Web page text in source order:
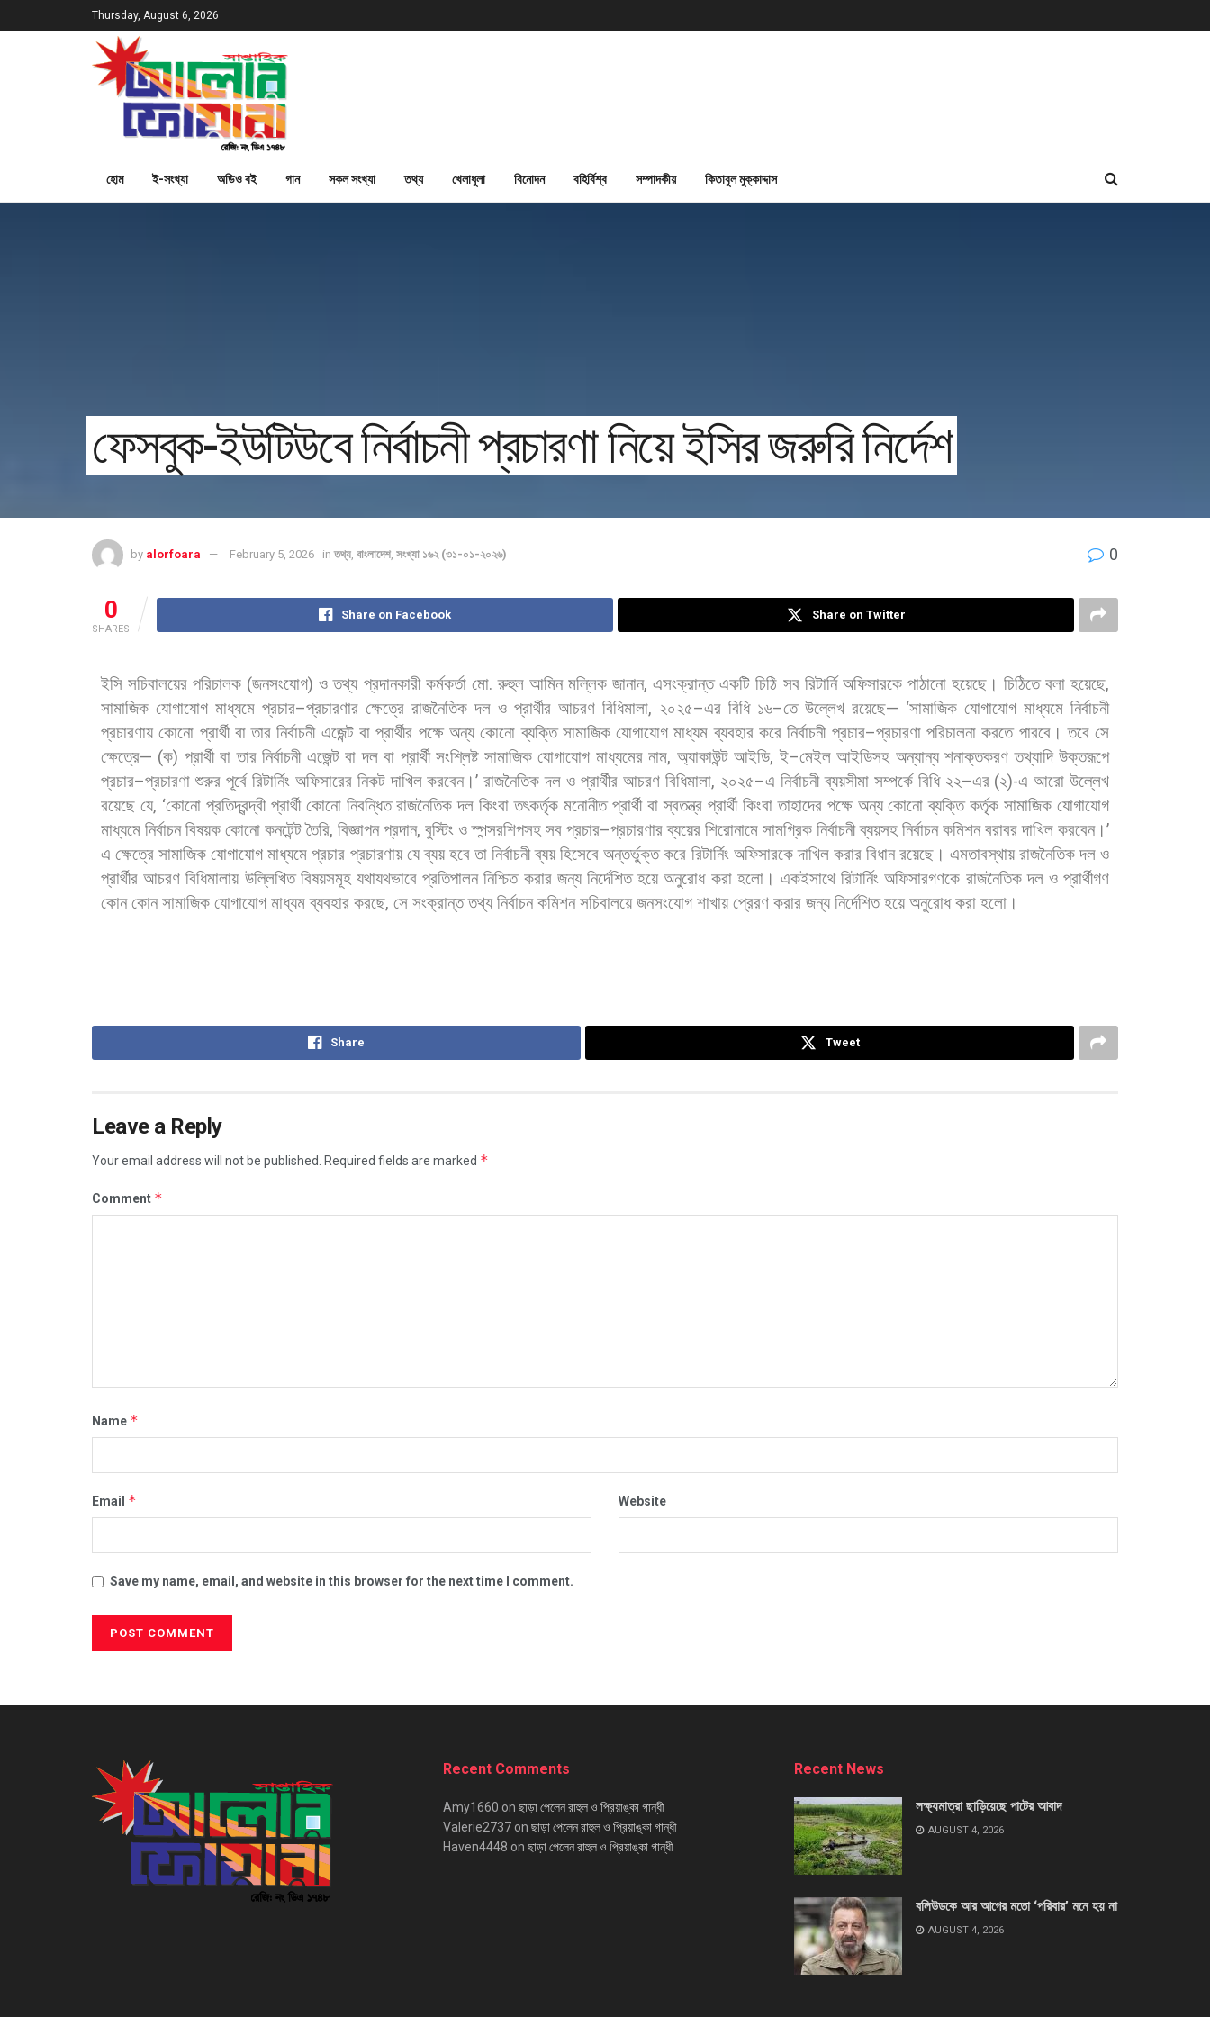
Thursday, August 6, 2026
হোম ই-সংখ্যা অডিও বই গান সকল সংখ্যা তথ্য খেলাধুলা বিনোদন বহির্বিশ্ব সম্পাদকীয় কিতাবুল মুক্কাদ্দাস
ফেসবুক-ইউটিউবে নির্বাচনী প্রচারণা নিয়ে ইসির জরুরি নির্দেশ
by alorfoara February 5, 2026 in তথ্য, বাংলাদেশ, সংখ্যা ১৬২ (৩১-০১-২০২৬) 0
0
SHARES
Share on Facebook Share on Twitter
ইসি সচিবালয়ের পরিচালক (জনসংযোগ)ও তথ্য প্রদানকারী কর্মকর্তা মো.রুহুল আমিন মল্লিক জানান,এসংক্রান্ত একটি চিঠি সব রিটার্নি অফিসারকে পাঠানো হয়েছে। চিঠিতে বলা হয়েছে,
সামাজিক যোগাযোগ মাধ্যমে প্রচার–প্রচারণার ক্ষেত্রে রাজনৈতিক দল ও প্রার্থীর আচরণ বিধিমালা, ২০২৫–এর বিধি ১৬–তে উল্লেখ রয়েছে— ‘সামাজিক যোগাযোগ মাধ্যমে নির্বাচনী
প্রচারণায় কোনো প্রার্থী বা তার নির্বাচনী এজেন্ট বা প্রার্থীর পক্ষে অন্য কোনো ব্যক্তি সামাজিক যোগাযোগ মাধ্যম ব্যবহার করে নির্বাচনী প্রচার–প্রচারণা পরিচালনা করতে পারবে। তবে সে
ক্ষেত্রে— (ক) প্রার্থী বা তার নির্বাচনী এজেন্ট বা দল বা প্রার্থী সংশ্লিষ্ট সামাজিক যোগাযোগ মাধ্যমের নাম, অ্যাকাউন্ট আইডি,ই–মেইল আইডিসহ অন্যান্য শনাক্তকরণ তথ্যাদি উক্তরূপে
প্রচার–প্রচারণা শুরুর পূর্বে রিটার্নিং অফিসারের নিকট দাখিল করবেন।’রাজনৈতিক দল ও প্রার্থীর আচরণ বিধিমালা, ২০২৫–এ নির্বাচনী ব্যয়সীমা সম্পর্কে বিধি ২২–এর(২)-এ আরো উল্লেখ
রয়েছে যে, ‘কোনো প্রতিদ্বন্দ্বী প্রার্থী কোনো নিবন্ধিত রাজনৈতিক দল কিংবা তৎকর্তৃক মনোনীত প্রার্থী বা স্বতন্ত্র প্রার্থী কিংবা তাহাদের পক্ষে অন্য কোনো ব্যক্তি কর্তৃক সামাজিক যোগাযোগ
মাধ্যমে নির্বাচন বিষয়ক কোনো কনটেন্ট তৈরি, বিজ্ঞাপন প্রদান, বুস্টিং ও স্পন্সরশিপসহ সব প্রচার–প্রচারণার ব্যয়ের শিরোনামে সামগ্রিক নির্বাচনী ব্যয়সহ নির্বাচন কমিশন বরাবর দাখিল করবেন।’
এ ক্ষেত্রে সামাজিক যোগাযোগ মাধ্যমে প্রচার প্রচারণায় যে ব্যয় হবে তা নির্বাচনী ব্যয় হিসেবে অন্তর্ভুক্ত করে রিটার্নিং অফিসারকে দাখিল করার বিধান রয়েছে। এমতাবস্থায় রাজনৈতিক দল ও
প্রার্থীর আচরণ বিধিমালায় উল্লিখিত বিষয়সমূহ যথাযথভাবে প্রতিপালন নিশ্চিত করার জন্য নির্দেশিত হয়ে অনুরোধ করা হলো। একইসাথে রিটার্নিং অফিসারগণকে রাজনৈতিক দল ও প্রার্থীগণ
কোন কোন সামাজিক যোগাযোগ মাধ্যম ব্যবহার করছে, সে সংক্রান্ত তথ্য নির্বাচন কমিশন সচিবালয়ে জনসংযোগ শাখায় প্রেরণ করার জন্য নির্দেশিত হয়ে অনুরোধ করা হলো।
Share Tweet
Leave a Reply
Your email address will not be published. Required fields are marked *
Comment *
Name *
Email * Website
Save my name, email, and website in this browser for the next time I comment.
Recent Comments
Amy1660 on ছাড়া পেলেন রাহুল ও প্রিয়াঙ্কা গান্ধী
Valerie2737 on ছাড়া পেলেন রাহুল ও প্রিয়াঙ্কা গান্ধী
Haven4448 on ছাড়া পেলেন রাহুল ও প্রিয়াঙ্কা গান্ধী
Recent News
লক্ষ্যমাত্রা ছাড়িয়েছে পাটের আবাদ
AUGUST 4, 2026
বলিউডকে আর আগের মতো ‘পরিবার’ মনে হয় না
AUGUST 4, 2026